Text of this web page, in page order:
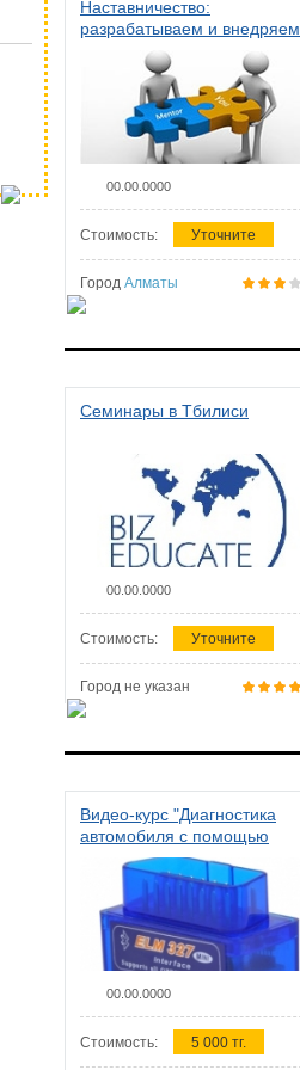
Наставничество:
разрабатываем и внедряем
систему наставничества в
организации
00.00.0000
Стоимость: Уточните
Город Алматы
Семинары в Тбилиси
00.00.0000
Стоимость: Уточните
Город не указан
Видео-курс "Диагностика
автомобиля с помощью
сканера ELM 327"
00.00.0000
Стоимость: 5 000 тг.